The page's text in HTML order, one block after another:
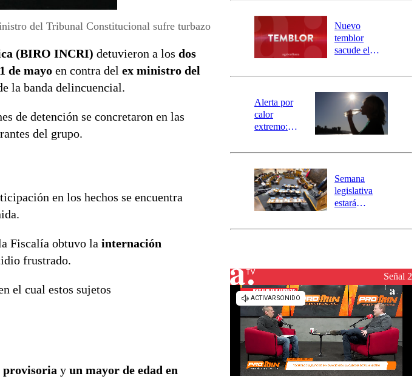
del Tribunal Constitucional sufre turbazo
(BIRO INCRI) detuvieron a los dos
de mayo en contra del ex ministro del
la banda delincuencial.
de detención se concretaron en las
del grupo.
en los hechos se encuentra
Fiscalía obtuvo la internación
frustrado.
el cual estos sujetos
provisoria y un mayor de edad en
río Damas:
activa
mensajería
SAE
Nuevo
temblor
sacude el
revisa la
epicentro
Alerta por
calor
extremo:
activa Alerta
Preventiva en
tres comunas
Semana
legislativa
estará
el fin de la
reconstrucciónSeñal 2